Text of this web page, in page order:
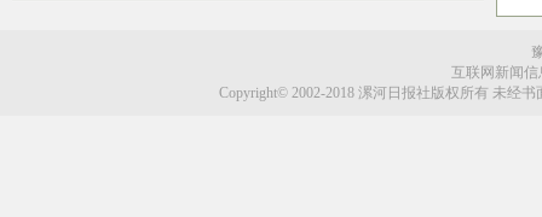
互联网新闻信
Copyright© 2002-2018 漯河日报社版权所有 未经